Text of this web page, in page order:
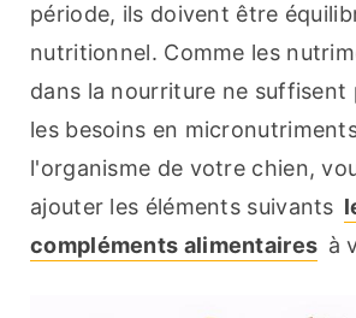
période, ils doivent être
nutritionnel. Comme les
dans la nourriture ne suffisent
les besoins en
l'organisme de votre chien,
ajouter les éléments suivants
compléments alimentaires à